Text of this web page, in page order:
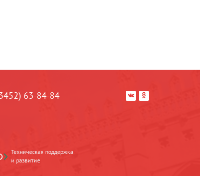
63-84-84  
Техническая поддержка
и развитие